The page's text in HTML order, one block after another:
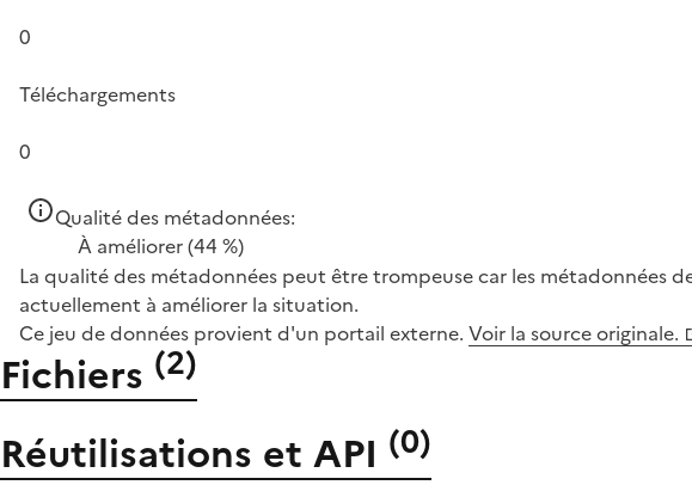
0
Téléchargements
0
Qualité des métadonnées:
À améliorer(44 %)
La qualité des métadonnées peut être trompeuse car les métadonnées
actuellement à améliorer la situation.
Ce jeu de données provient d'un portail externe. Voir la source originale.
Fichiers (2)
Réutilisations et API (0)